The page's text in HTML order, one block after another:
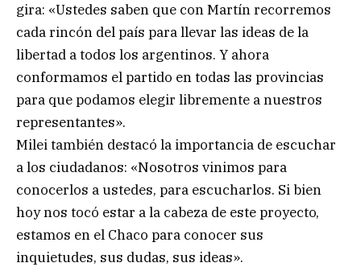
gira: «Ustedes saben que con Martín recorremos
cada rincón del país para llevar las ideas de la
libertad a todos los argentinos. Y ahora
conformamos el partido en todas las provincias
para que podamos elegir libremente a nuestros
representantes».
Milei también destacó la importancia de escuchar
a los ciudadanos: «Nosotros vinimos para
conocerlos a ustedes, para escucharlos. Si bien
hoy nos tocó estar a la cabeza de este proyecto,
estamos en el Chaco para conocer sus
inquietudes, sus dudas, sus ideas».